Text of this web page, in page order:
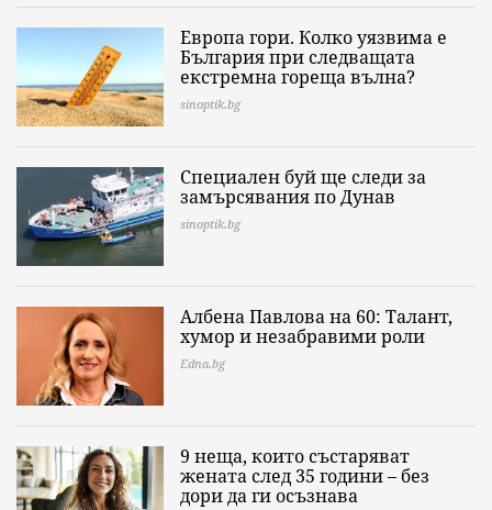
Европа гори. Колко уязвима е
България при следващата
екстремна гореща вълна?
sinoptik.bg
Специален буй ще следи за
замърсявания по Дунав
sinoptik.bg
Албена Павлова на 60: Талант,
хумор и незабравими роли
Edna.bg
9 неща, които състаряват
жената след 35 години – без
дори да ги осъзнава